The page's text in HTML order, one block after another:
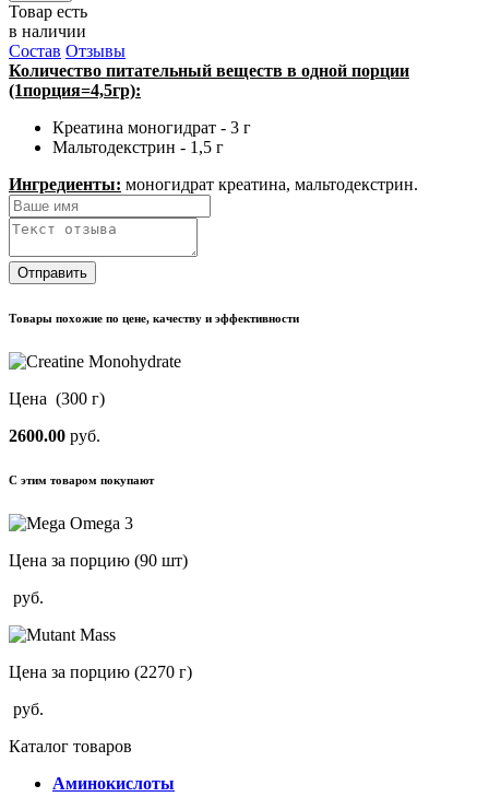
Товар есть
в наличии
Состав Отзывы
Количество питательный веществ в одной порции
(1порция=4,5гр):
Креатина моногидрат - 3 г
Мальтодекстрин - 1,5 г
Ингредиенты: моногидрат креатина, мальтодекстрин.
Отправить
Товары похожие по цене, качеству и эффективности
Цена (300 г)
2600.00 руб.
С этим товаром покупают
Цена за порцию (90 шт)
руб.
Цена за порцию (2270 г)
руб.
Каталог товаров
Аминокислоты